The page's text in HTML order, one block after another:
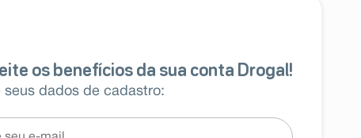
seus dados de cadastro: